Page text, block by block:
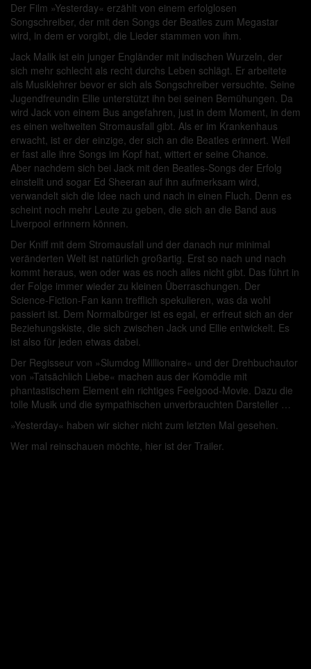
Der Film »Yesterday« erzählt von einem erfolglosen
Songschreiber, der mit den Songs der Beatles zum Megastar
wird, in dem er vorgibt, die Lieder stammen von ihm.
Jack Malik ist ein junger Engländer mit indischen Wurzeln, der
sich mehr schlecht als recht durchs Leben schlägt. Er arbeitete
als Musiklehrer bevor er sich als Songschreiber versuchte. Seine
Jugendfreundin Ellie unterstützt ihn bei seinen Bemühungen. Da
wird Jack von einem Bus angefahren, just in dem Moment, in dem
es einen weltweiten Stromausfall gibt. Als er im Krankenhaus
erwacht, ist er der einzige, der sich an die Beatles erinnert. Weil
er fast alle ihre Songs im Kopf hat, wittert er seine Chance.
Aber nachdem sich bei Jack mit den Beatles-Songs der Erfolg
einstellt und sogar Ed Sheeran auf ihn aufmerksam wird,
verwandelt sich die Idee nach und nach in einen Fluch. Denn es
scheint noch mehr Leute zu geben, die sich an die Band aus
Liverpool erinnern können.
Der Kniff mit dem Stromausfall und der danach nur minimal
veränderten Welt ist natürlich großartig. Erst so nach und nach
kommt heraus, wen oder was es noch alles nicht gibt. Das führt in
der Folge immer wieder zu kleinen Überraschungen. Der
Science-Fiction-Fan kann trefflich spekulieren, was da wohl
passiert ist. Dem Normalbürger ist es egal, er erfreut sich an der
Beziehungskiste, die sich zwischen Jack und Ellie entwickelt. Es
ist also für jeden etwas dabei.
Der Regisseur von »Slumdog Millionaire« und der Drehbuchautor
von »Tatsächlich Liebe« machen aus der Komödie mit
phantastischem Element ein richtiges Feelgood-Movie. Dazu die
tolle Musik und die sympathischen unverbrauchten Darsteller …
»Yesterday« haben wir sicher nicht zum letzten Mal gesehen.
Wer mal reinschauen möchte, hier ist der Trailer.